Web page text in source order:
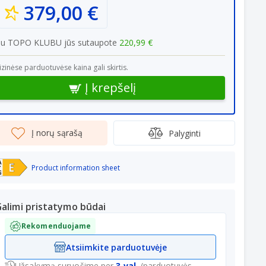
379,00 €
TOPO KLUBU jūs sutaupote 220,99 €
parduotuvėse kaina gali skirtis.
Į krepšelį
Į norų sąrašą Palyginti
Product information sheet
pristatymo būdai
Rekomenduojame
Atsiimkite parduotuvėje